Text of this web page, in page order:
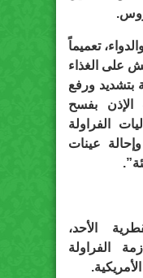
تعميماً
على الغذاء
بتشديد ورفع
بفسح
الفراولة
عينات
الأحد،
الفراولة